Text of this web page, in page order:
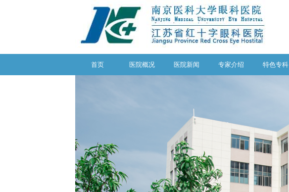
首页 医院概况 医院新闻 专家介绍 特色专科